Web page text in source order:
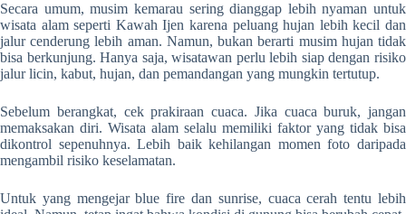
Secara umum, musim kemarau sering dianggap lebih nyaman untuk
wisata alam seperti Kawah Ijen karena peluang hujan lebih kecil dan
jalur cenderung lebih aman. Namun, bukan berarti musim hujan tidak
bisa berkunjung. Hanya saja, wisatawan perlu lebih siap dengan risiko
jalur licin, kabut, hujan, dan pemandangan yang mungkin tertutup.
Sebelum berangkat, cek prakiraan cuaca. Jika cuaca buruk, jangan
memaksakan diri. Wisata alam selalu memiliki faktor yang tidak bisa
dikontrol sepenuhnya. Lebih baik kehilangan momen foto daripada
mengambil risiko keselamatan.
Untuk yang mengejar blue fire dan sunrise, cuaca cerah tentu lebih